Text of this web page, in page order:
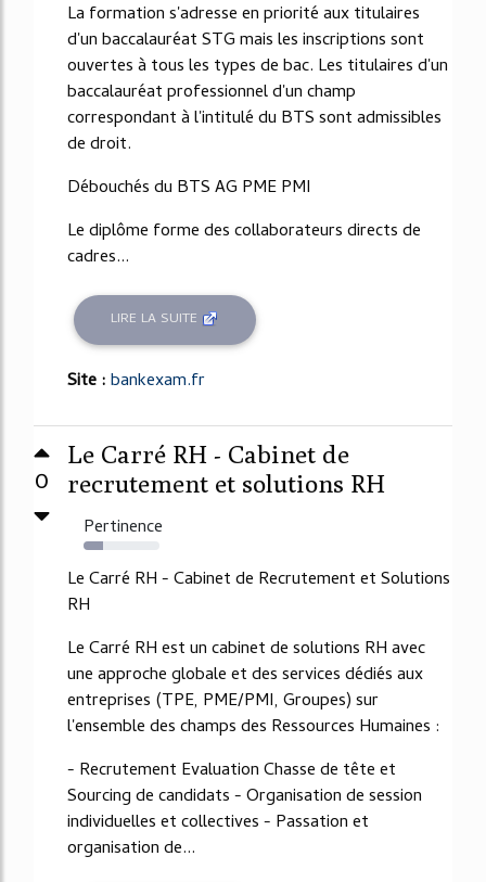
La formation s'adresse en priorité aux titulaires
d'un baccalauréat STG mais les inscriptions sont
ouvertes à tous les types de bac. Les titulaires d'un
baccalauréat professionnel d'un champ
correspondant à l'intitulé du BTS sont admissibles
de droit.
Débouchés du BTS AG PME PMI
Le diplôme forme des collaborateurs directs de
cadres...
LIRE LA SUITE
Site :bankexam.fr
0
Le Carré RH - Cabinet de
recrutement et solutions RH
Pertinence
25%
Le Carré RH - Cabinet de Recrutement et Solutions
RH
Le Carré RH est un cabinet de solutions RH avec
une approche globale et des services dédiés aux
entreprises (TPE, PME/PMI, Groupes) sur
l'ensemble des champs des Ressources Humaines :
- Recrutement Evaluation Chasse de tête et
Sourcing de candidats - Organisation de session
individuelles et collectives - Passation et
organisation de...